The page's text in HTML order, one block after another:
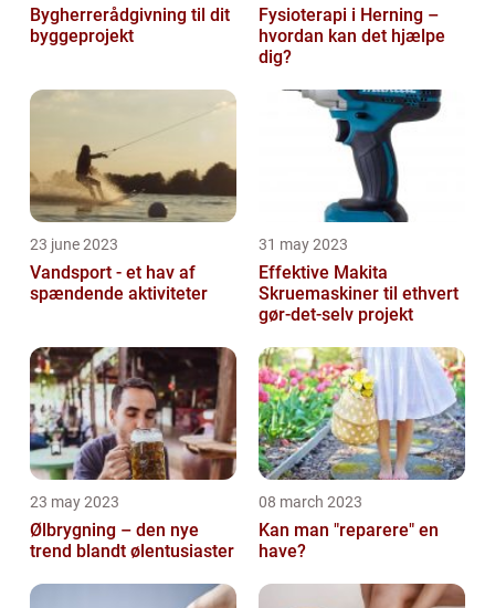
Bygherrerådgivning til dit
byggeprojekt
Fysioterapi i Herning –
hvordan kan det hjælpe
dig?
23 june 2023
Vandsport - et hav af
spændende aktiviteter
31 may 2023
Effektive Makita
Skruemaskiner til ethvert
gør-det-selv projekt
23 may 2023
Ølbrygning – den nye
trend blandt ølentusiaster
08 march 2023
Kan man "reparere" en
have?